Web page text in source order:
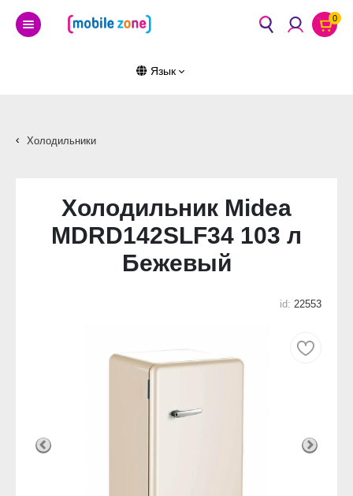
0
Язык
Холодильники
Холодильник Midea
MDRD142SLF34 103 л
Бежевый
id: 22553